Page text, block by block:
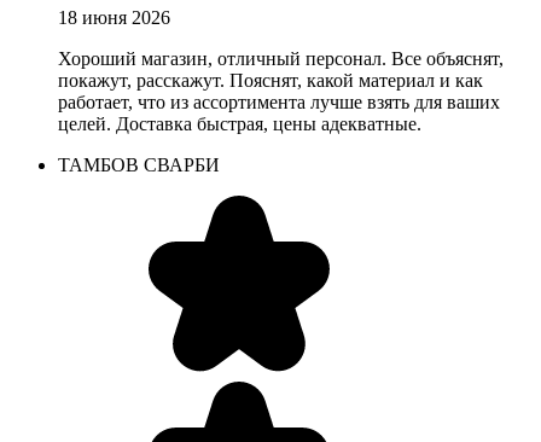
18 июня 2026
Хороший магазин, отличный персонал. Все объяснят,
покажут, расскажут. Пояснят, какой материал и как
работает, что из ассортимента лучше взять для ваших
целей. Доставка быстрая, цены адекватные.
ТАМБОВ СВАРБИ